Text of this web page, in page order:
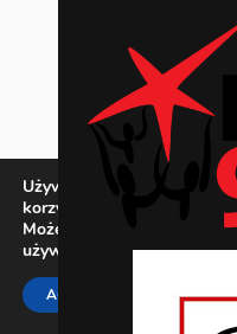
Używamy ciasteczek, aby
korzystania z naszej
Możesz dowiedzieć się
używamy, lub wyłączyć je
ACCEPT REJECT